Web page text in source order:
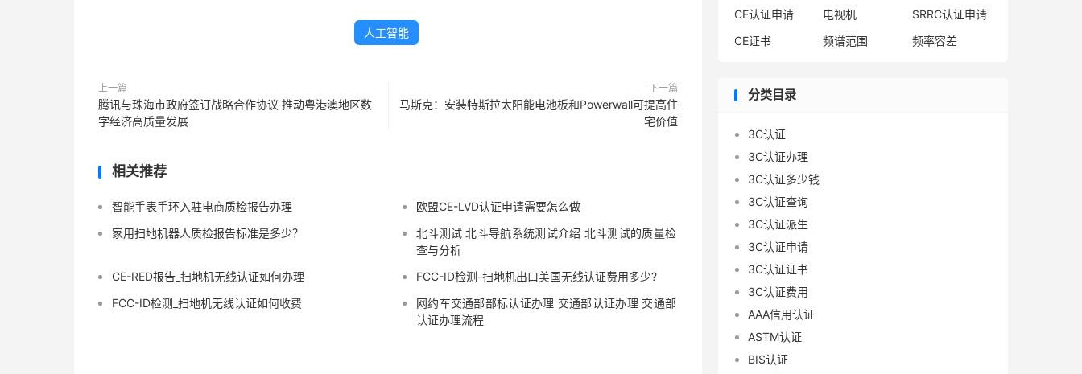
人工智能
上一篇
腾讯与珠海市政府签订战略合作协议 推动粤港澳地区数
字经济高质量发展
下一篇
马斯克：安装特斯拉太阳能电池板和Powerwall可提高住
宅价值
相关推荐
智能手表手环入驻电商质检报告办理
欧盟CE-LVD认证申请需要怎么做
家用扫地机器人质检报告标准是多少？
北斗测试 北斗导航系统测试介绍 北斗测试的质量检
查与分析
CE-RED报告_扫地机无线认证如何办理
FCC-ID检测-扫地机出口美国无线认证费用多少?
FCC-ID检测_扫地机无线认证如何收费
网约车交通部部标认证办理 交通部认证办理 交通部
认证办理流程
CE认证申请
电视机
SRRC认证申请
CE证书
频谱范围 频率容差
分类目录
3C认证
3C认证办理
3C认证多少钱
3C认证查询
3C认证派生
3C认证申请
3C认证证书
3C认证费用
AAA信用认证
ASTM认证
BIS认证